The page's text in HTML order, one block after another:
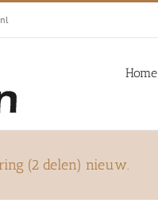
Home
(2 delen) nieuw.